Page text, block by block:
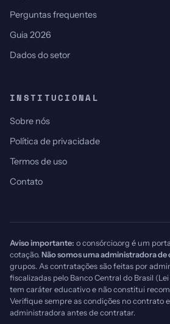
Perguntas frequentes
Guia 2026
Dados do setor
INSTITUCIONAL
Sobre nós
Política de privacidade
Termos de uso
Contato
Aviso importante: o consórcio.org é um
cotação. Não somos uma administradora de
grupos. As contratações são feitas por
fiscalizadas pelo Banco Central do Brasil
tem caráter educativo e não constitui
Verifique sempre as condições no contrato
administradora antes de contratar.